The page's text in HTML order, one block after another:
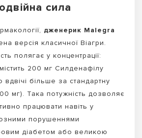
сила
дженерик Malegra
версія класичної Віагри.
полягає у концентрації:
200 мг Силденафілу
вдвічі більше за стандартну
мг). Така потужність дозволяє
працювати навіть у
порушеннями
діабетом або великою